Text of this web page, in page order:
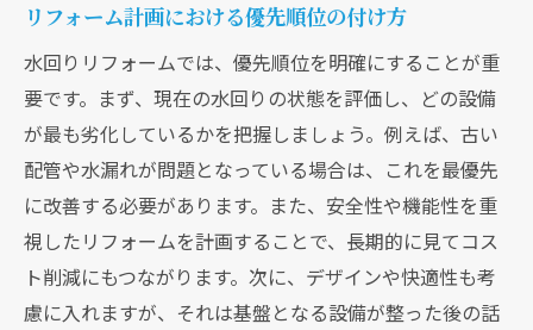
リフォーム計画における優先順位の付け方
水回りリフォームでは、優先順位を明確にすることが重
要です。まず、現在の水回りの状態を評価し、どの設備
が最も劣化しているかを把握しましょう。例えば、古い
配管や水漏れが問題となっている場合は、これを最優先
に改善する必要があります。また、安全性や機能性を重
視したリフォームを計画することで、長期的に見てコス
ト削減にもつながります。次に、デザインや快適性も考
慮に入れますが、それは基盤となる設備が整った後の話